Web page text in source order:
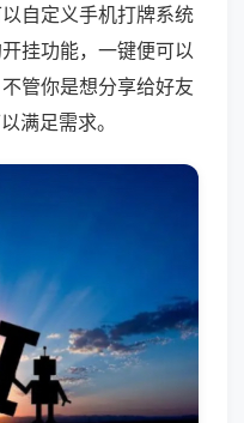
自定义手机打牌系统
挂功能，一键便可以
管你是想分享给好友
满足需求。